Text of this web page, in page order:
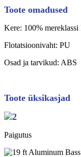
Toote omadused
Kere: 100%
Flotatsioonivaht: PU
Osad ja tarvikud: ABS
Toote üksikasjad
Paigutus